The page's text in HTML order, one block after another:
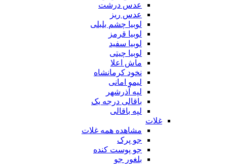
عدس درشت
عدس ریز
لوبیا چشم بلبلی
لوبیا قرمز
لوبیا سفید
لوبیا چیتی
ماش اعلا
نخود کرمانشاه
لیمو امانی
لپه آذرشهر
باقالی درجه یک
لپه باقالی
غلات
مشاهده همه غلات
جو پرک
جو پوست کنده
بلغور جو